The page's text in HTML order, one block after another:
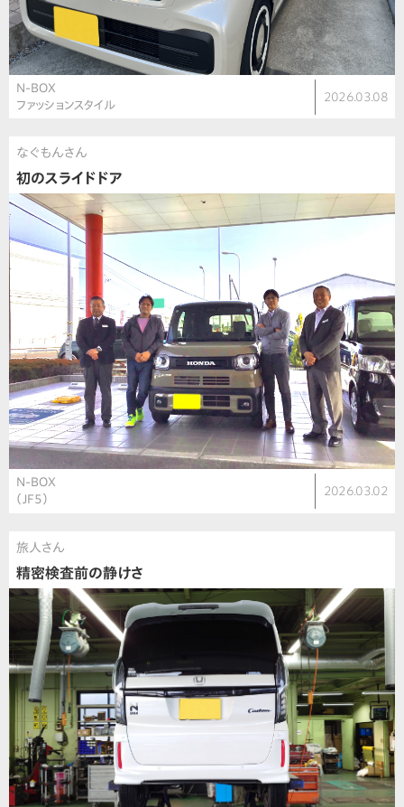
N-BOX
ファッションスタイル
2026.03.08
なぐもんさん
初のスライドドア
N-BOX
（JF5）
2026.03.02
旅人さん
精密検査前の静けさ